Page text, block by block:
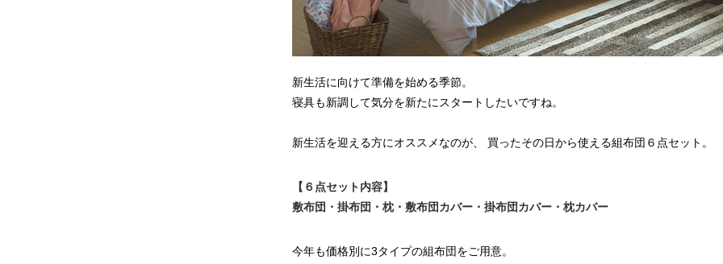
新生活に向けて準備を始める季節。
寝具も新調して気分を新たにスタートしたいですね。
新生活を迎える方にオススメなのが、 買ったその日から使える組布団６点セット。
【６点セット内容】
敷布団・掛布団・枕・敷布団カバー・掛布団カバー・枕カバー
今年も価格別に3タイプの組布団をご用意。